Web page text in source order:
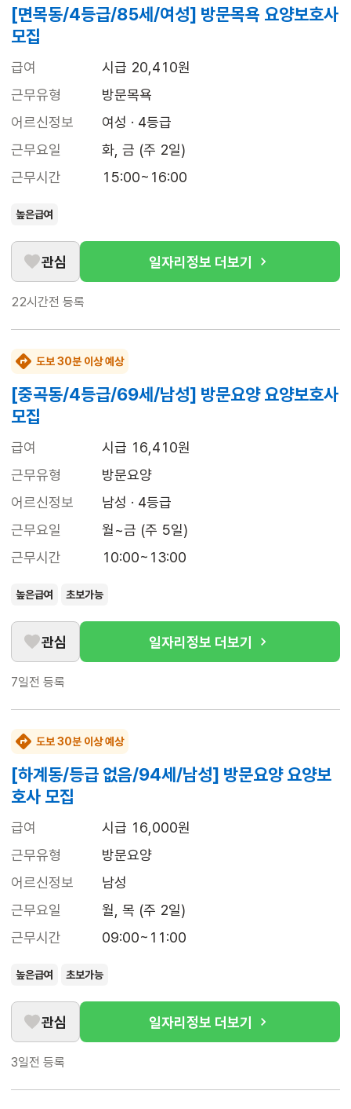
[면목동/4등급/85세/여성] 방문목욕 요양보호사
모집
급여
시급 20,410원
근무유형
방문목욕
어르신정보
여성 · 4등급
근무요일
화, 금 (주 2일)
근무시간
15:00~16:00
높은급여
관심 일자리정보 더보기
22시간전 등록
도보 30분 이상 예상
[중곡동/4등급/69세/남성] 방문요양 요양보호사
모집
급여
시급 16,410원
근무유형
방문요양
어르신정보
남성 · 4등급
근무요일
월~금 (주 5일)
근무시간
10:00~13:00
높은급여 초보가능
관심 일자리정보 더보기
7일전 등록
도보 30분 이상 예상
[하계동/등급 없음/94세/남성] 방문요양 요양보
호사 모집
급여
시급 16,000원
근무유형
방문요양
어르신정보
남성
근무요일
월, 목 (주 2일)
근무시간
09:00~11:00
높은급여 초보가능
관심 일자리정보 더보기
3일전 등록